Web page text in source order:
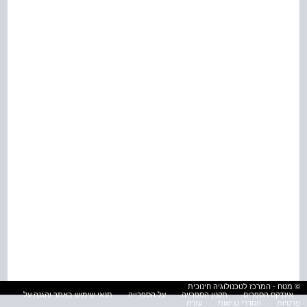
© מטח - המרכז לטכנולוגיה חינוכית
אינדקס הספרים
תקנון הספרייה על הספרייה
תנאי שימוש באתר והגנה על
פרטיות
הסדרי נגישות עזרה